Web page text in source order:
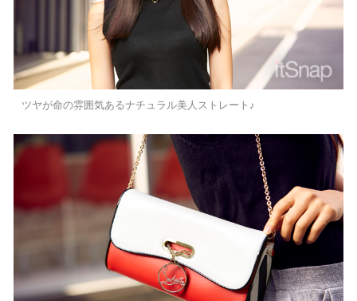
ツヤが命の雰囲気あるナチュラル美人ストレート♪